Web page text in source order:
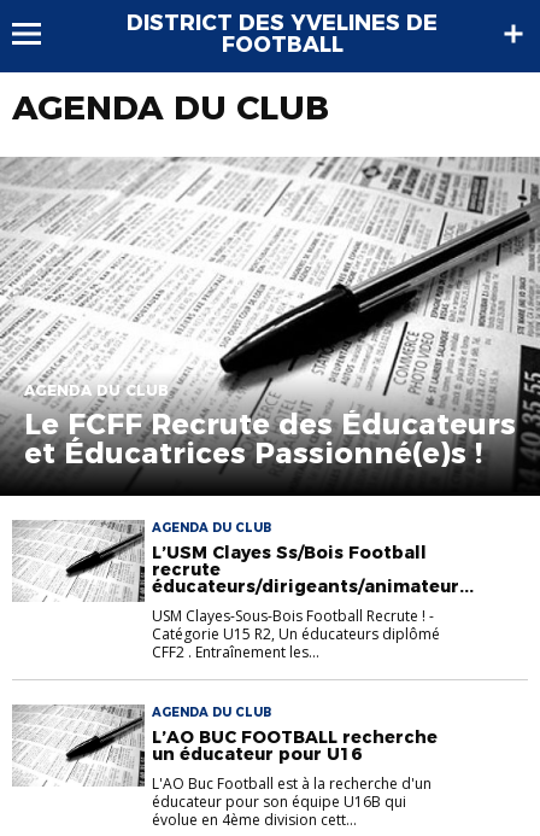
DISTRICT DES YVELINES DE
FOOTBALL
AGENDA DU CLUB
AGENDA DU CLUB
Le FCFF Recrute des Éducateurs
et Éducatrices Passionné(e)s !
AGENDA DU CLUB
L’USM Clayes Ss/Bois Football
recrute
éducateurs/dirigeants/animateur...
USM Clayes-Sous-Bois Football Recrute ! -
Catégorie U15 R2, Un éducateurs diplômé
CFF2 . Entraînement les...
AGENDA DU CLUB
L’AO BUC FOOTBALL recherche
un éducateur pour U16
L'AO Buc Football est à la recherche d'un
éducateur pour son équipe U16B qui
évolue en 4ème division cett...